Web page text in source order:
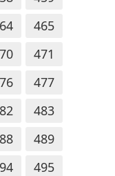
465
471
477
483
489
495